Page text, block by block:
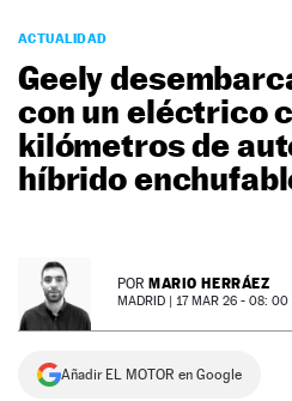
PODCAST
MOTOS
TECNOLOGÍA
SUPERCOCHES
MOTORTV
NEWSLETTER
ACTUALIDAD
Geely
con un eléctrico
kilómetros de
híbrido
POR MARIO HERRÁEZ
MADRID | 17 MAR 26 - 08: 00
Añadir EL MOTOR en Google